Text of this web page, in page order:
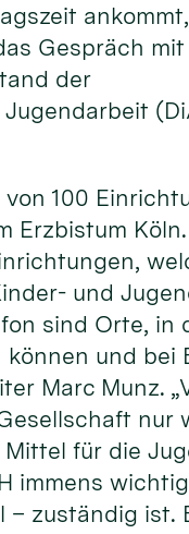
Gespräch mit
der
100
Erzbistum
und
sind Orte, in
und bei
Marc Munz.
nur
für die
immens
– zuständig ist.